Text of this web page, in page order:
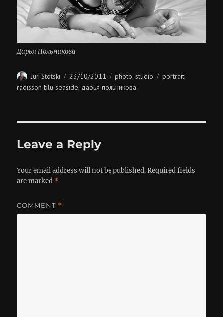
Дарья Польникова
Author
Juri Stotski
Posted
on
23/10/2011 Categories
photo, studio Tags
portrait,
radisson blu seaside, дарья польникова
Leave a Reply
Your email address will not be published. Required fields
are marked *
COMMENT *